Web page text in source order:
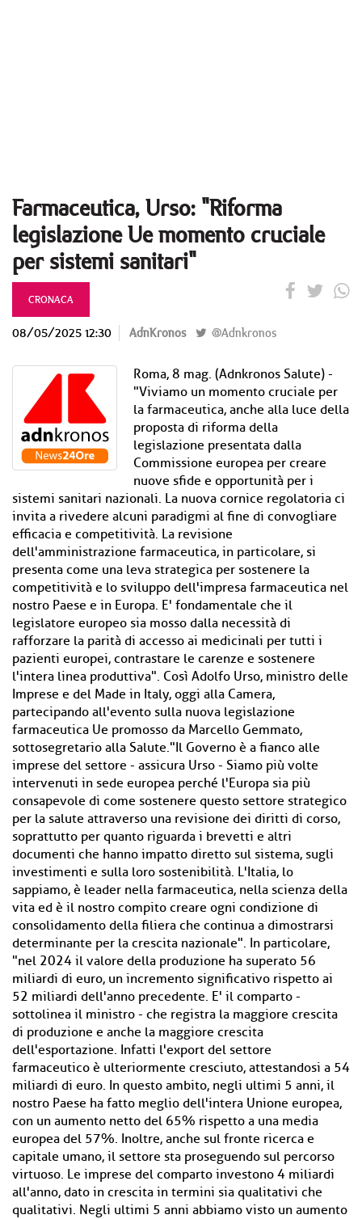
Farmaceutica, Urso: "Riforma
legislazione Ue momento cruciale
per sistemi sanitari"
CRONACA
08/05/2025 12:30 AdnKronos @Adnkronos
Roma, 8 mag. (Adnkronos Salute) -
"Viviamo un momento cruciale per
la farmaceutica, anche alla luce della
proposta di riforma della
legislazione presentata dalla
Commissione europea per creare
nuove sfide e opportunità per i
sistemi sanitari nazionali. La nuova cornice regolatoria ci
invita a rivedere alcuni paradigmi al fine di convogliare
efficacia e competitività. La revisione
dell'amministrazione farmaceutica, in particolare, si
presenta come una leva strategica per sostenere la
competitività e lo sviluppo dell'impresa farmaceutica nel
nostro Paese e in Europa. E' fondamentale che il
legislatore europeo sia mosso dalla necessità di
rafforzare la parità di accesso ai medicinali per tutti i
pazienti europei, contrastare le carenze e sostenere
l'intera linea produttiva". Così Adolfo Urso, ministro delle
Imprese e del Made in Italy, oggi alla Camera,
partecipando all'evento sulla nuova legislazione
farmaceutica Ue promosso da Marcello Gemmato,
sottosegretario alla Salute."Il Governo è a fianco alle
imprese del settore - assicura Urso - Siamo più volte
intervenuti in sede europea perché l'Europa sia più
consapevole di come sostenere questo settore strategico
per la salute attraverso una revisione dei diritti di corso,
soprattutto per quanto riguarda i brevetti e altri
documenti che hanno impatto diretto sul sistema, sugli
investimenti e sulla loro sostenibilità. L'Italia, lo
sappiamo, è leader nella farmaceutica, nella scienza della
vita ed è il nostro compito creare ogni condizione di
consolidamento della filiera che continua a dimostrarsi
determinante per la crescita nazionale". In particolare,
"nel 2024 il valore della produzione ha superato 56
miliardi di euro, un incremento significativo rispetto ai
52 miliardi dell'anno precedente. E' il comparto -
sottolinea il ministro - che registra la maggiore crescita
di produzione e anche la maggiore crescita
dell'esportazione. Infatti l'export del settore
farmaceutico è ulteriormente cresciuto, attestandosi a 54
miliardi di euro. In questo ambito, negli ultimi 5 anni, il
nostro Paese ha fatto meglio dell'intera Unione europea,
con un aumento netto del 65% rispetto a una media
europea del 57%. Inoltre, anche sul fronte ricerca e
capitale umano, il settore sta proseguendo sul percorso
virtuoso. Le imprese del comparto investono 4 miliardi
all'anno, dato in crescita in termini sia qualitativi che
qualitativi. Negli ultimi 5 anni abbiamo visto un aumento